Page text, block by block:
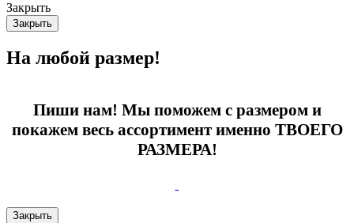
Закрыть
Закрыть
На любой размер!
Пиши нам! Мы поможем с размером и
покажем весь ассортимент именно ТВОЕГО
РАЗМЕРА!
Закрыть